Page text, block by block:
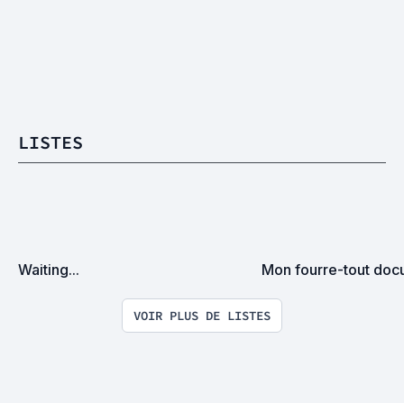
LISTES
Waiting... Mon fourre-tout
VOIR PLUS DE LISTES